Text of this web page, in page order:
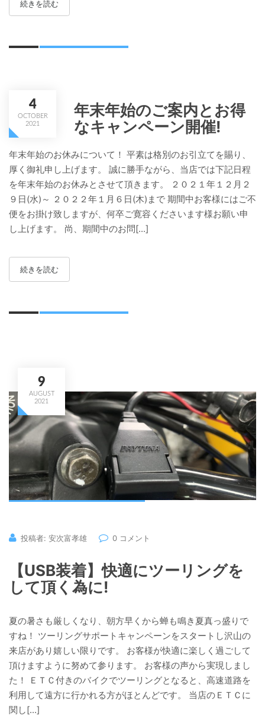
続きを読む
4
OCTOBER
2021
年末年始のご案内とお得
なキャンペーン開催!
年末年始のお休みについて！ 平素は格別のお引立てを賜り、
厚く御礼申し上げます。 誠に勝手ながら、当店では下記日程
を年末年始のお休みとさせて頂きます。 ２０２１年１２月２
９日(水)～ ２０２２年１月６日(木)まで 期間中お客様にはご不
便をお掛け致しますが、何卒ご寛容くださいます様お願い申
し上げます。 尚、期間中のお問[...]
続きを読む
9
AUGUST
2021
投稿者: 安次富孝雄 0 コメント
【USB装着】快適にツーリングを
して頂く為に!
夏の暑さも厳しくなり、朝方早くから蝉も鳴き夏真っ盛りで
すね！ ツーリングサポートキャンペーンをスタートし沢山の
来店があり嬉しい限りです。 お客様が快適に楽しく過ごして
頂けますように努めて参ります。 お客様の声から実現しまし
た！ ＥＴＣ付きのバイクでツーリングとなると、高速道路を
利用して遠方に行かれる方がほとんどです。 当店のＥＴＣに
関し[...]